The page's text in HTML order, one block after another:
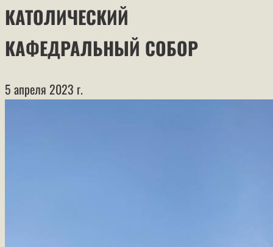
КАТОЛИЧЕСКИЙ
КАФЕДРАЛЬНЫЙ СОБОР
5 апреля 2023 г.